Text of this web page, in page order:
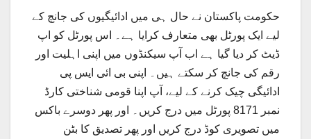
حکومت پاکستان نے حال ہی میں ادائیگیوں کی جانچ کے
لیے ایک پورٹل بھی متعارف کرایا ہے۔ اس پورٹل کو اپ
ڈیٹ کر دیا گیا ہے اب آپ سیکنڈوں میں اپنی اہلیت اور
رقم کی جانچ کر سکتے ہیں۔ اپنی بی ائی ایس پی
ادائیگی چیک کرنے کے لیے، آپ اپنا قومی شناختی کارڈ
نمبر 8171 پورٹل میں درج کریں۔ اور پھر دوسرے باکس
میں تصویری کوڈ درج کریں اور پھر تصدیق کا بٹن